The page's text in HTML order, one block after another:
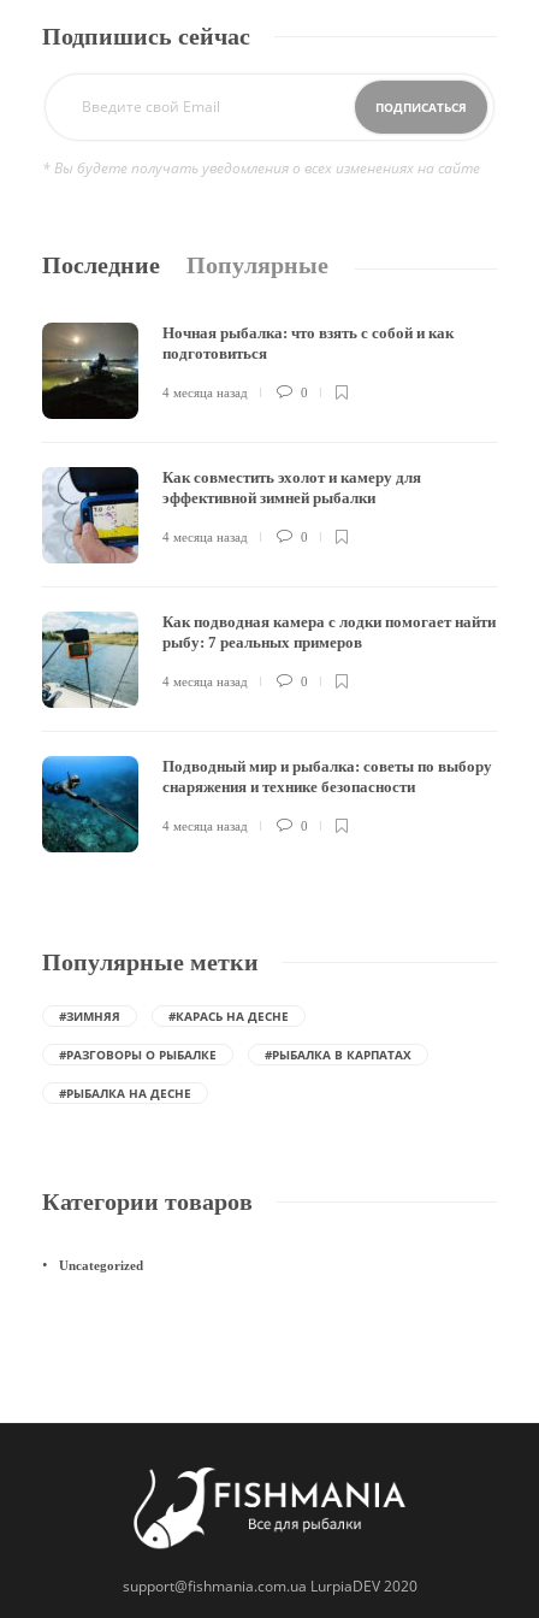
Подпишись сейчас
* Вы будете получать уведомления о всех изменениях на сайте
Последние Популярные
Ночная рыбалка: что взять с собой и как
подготовиться
4 месяца назад 0
Как совместить эхолот и камеру для
эффективной зимней рыбалки
4 месяца назад 0
Как подводная камера с лодки помогает найти
рыбу: 7 реальных примеров
4 месяца назад 0
Подводный мир и рыбалка: советы по выбору
снаряжения и технике безопасности
4 месяца назад 0
Популярные метки
#ЗИМНЯЯ #КАРАСЬ НА ДЕСНЕ
#РАЗГОВОРЫ О РЫБАЛКЕ #РЫБАЛКА В КАРПАТАХ
#РЫБАЛКА НА ДЕСНЕ
Категории товаров
Uncategorized
support@fishmania.com.ua LurpiaDEV 2020